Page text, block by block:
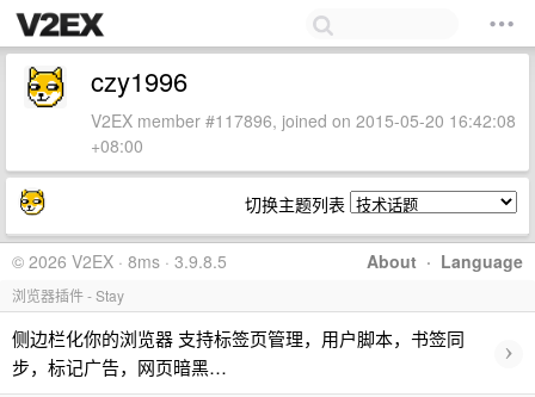
czy1996
V2EX member #117896, joined on 2015-05-20 16:42:08
+08:00
切换主题列表
About · Language
© 2026 V2EX · 8ms · 3.9.8.5
浏览器插件 - Stay
侧边栏化你的浏览器 支持标签页管理，用户脚本，书签同
步，标记广告，网页暗黑…
›